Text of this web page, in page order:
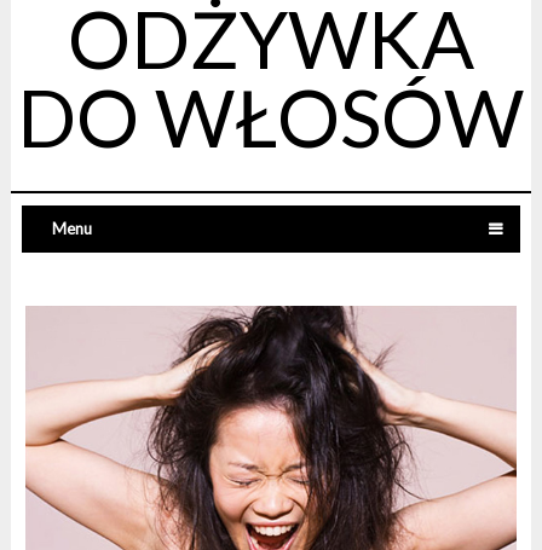
ODŻYWKA
DO WŁOSÓW
Menu